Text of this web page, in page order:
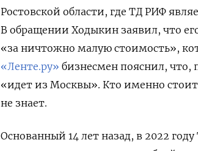
Ростовской области, где ТД РИФ
В обращении Ходыкин заявил, что
«за ничтожно малую стоимость»,
«Ленте.ру» бизнесмен пояснил, что,
«идет из Москвы». Кто именно
не знает.
Основанный 14 лет назад, в 2022